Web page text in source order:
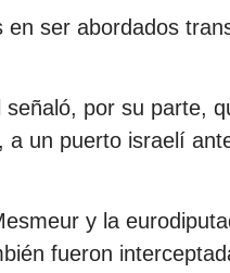
en ser abordados
por su parte,
a un puerto israelí
y la
fueron